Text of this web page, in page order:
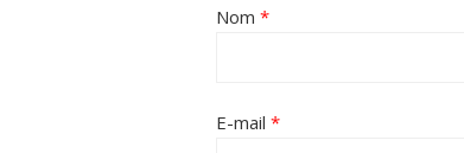
Nom *
E-mail *